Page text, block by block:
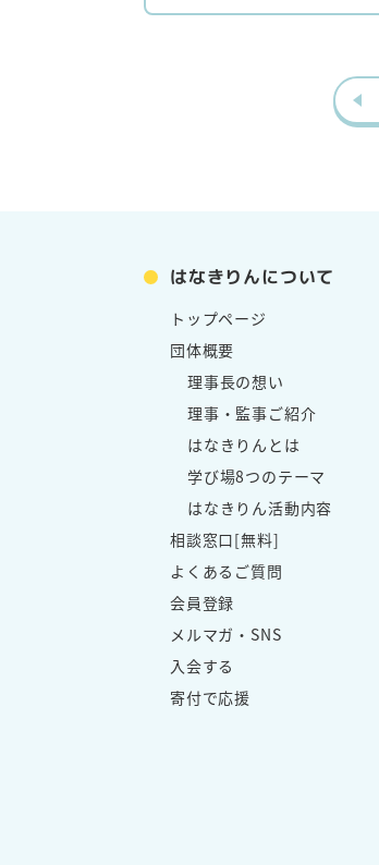
はなきりんについて
トップページ
団体概要
理事長の想い
理事・監事ご紹介
はなきりんとは
学び場8つのテーマ
はなきりん活動内容
相談窓口[無料]
よくあるご質問
会員登録
メルマガ・SNS
入会する
寄付で応援